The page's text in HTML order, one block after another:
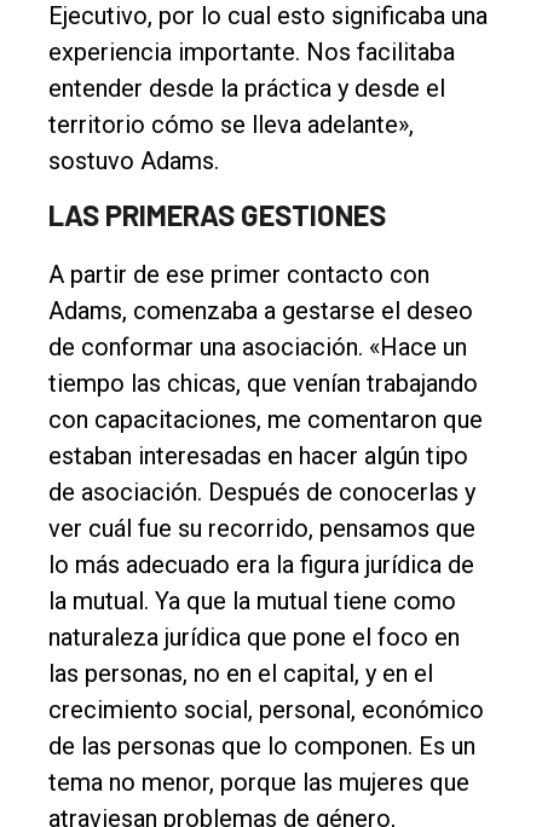
Ejecutivo, por lo cual esto significaba una
experiencia importante. Nos facilitaba
entender desde la práctica y desde el
territorio cómo se lleva adelante»,
sostuvo Adams.
LAS PRIMERAS GESTIONES
A partir de ese primer contacto con
Adams, comenzaba a gestarse el deseo
de conformar una asociación. «Hace un
tiempo las chicas, que venían trabajando
con capacitaciones, me comentaron que
estaban interesadas en hacer algún tipo
de asociación. Después de conocerlas y
ver cuál fue su recorrido, pensamos que
lo más adecuado era la figura jurídica de
la mutual. Ya que la mutual tiene como
naturaleza jurídica que pone el foco en
las personas, no en el capital, y en el
crecimiento social, personal, económico
de las personas que lo componen. Es un
tema no menor, porque las mujeres que
atraviesan problemas de género,